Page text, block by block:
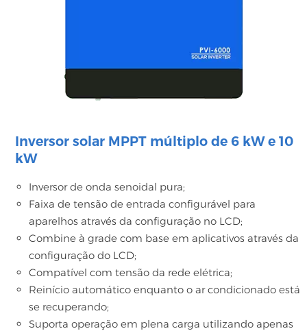
Inversor solar MPPT múltiplo de 6 kW e 10
kW
Inversor de onda senoidal pura;
Faixa de tensão de entrada configurável para
aparelhos através da configuração no LCD;
Combine à grade com base em aplicativos através da
configuração do LCD;
Compatível com tensão da rede elétrica;
Reinício automático enquanto o ar condicionado está
se recuperando;
Suporta operação em plena carga utilizando apenas